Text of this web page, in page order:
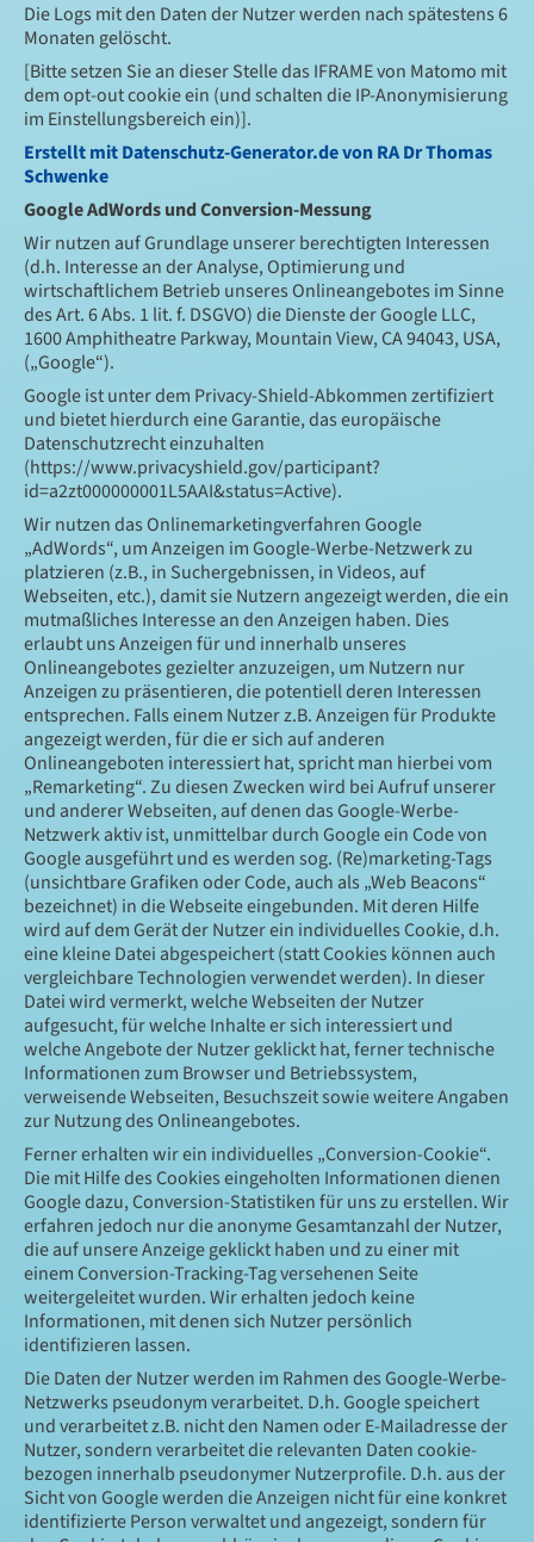
Die Logs mit den Daten der Nutzer werden nach spätestens 6
Monaten gelöscht.
[Bitte setzen Sie an dieser Stelle das IFRAME von Matomo mit
dem opt-out cookie ein (und schalten die IP-Anonymisierung
im Einstellungsbereich ein)].
Erstellt mit Datenschutz-Generator.de von RA Dr Thomas
Schwenke
Google AdWords und Conversion-Messung
Wir nutzen auf Grundlage unserer berechtigten Interessen
(d.h. Interesse an der Analyse, Optimierung und
wirtschaftlichem Betrieb unseres Onlineangebotes im Sinne
des Art. 6 Abs. 1 lit. f. DSGVO) die Dienste der Google LLC,
1600 Amphitheatre Parkway, Mountain View, CA 94043, USA,
(„Google“).
Google ist unter dem Privacy-Shield-Abkommen zertifiziert
und bietet hierdurch eine Garantie, das europäische
Datenschutzrecht einzuhalten
(https://www.privacyshield.gov/participant?
id=a2zt000000001L5AAI&status=Active).
Wir nutzen das Onlinemarketingverfahren Google
„AdWords“, um Anzeigen im Google-Werbe-Netzwerk zu
platzieren (z.B., in Suchergebnissen, in Videos, auf
Webseiten, etc.), damit sie Nutzern angezeigt werden, die ein
mutmaßliches Interesse an den Anzeigen haben. Dies
erlaubt uns Anzeigen für und innerhalb unseres
Onlineangebotes gezielter anzuzeigen, um Nutzern nur
Anzeigen zu präsentieren, die potentiell deren Interessen
entsprechen. Falls einem Nutzer z.B. Anzeigen für Produkte
angezeigt werden, für die er sich auf anderen
Onlineangeboten interessiert hat, spricht man hierbei vom
„Remarketing“. Zu diesen Zwecken wird bei Aufruf unserer
und anderer Webseiten, auf denen das Google-Werbe-
Netzwerk aktiv ist, unmittelbar durch Google ein Code von
Google ausgeführt und es werden sog. (Re)marketing-Tags
(unsichtbare Grafiken oder Code, auch als „Web Beacons“
bezeichnet) in die Webseite eingebunden. Mit deren Hilfe
wird auf dem Gerät der Nutzer ein individuelles Cookie, d.h.
eine kleine Datei abgespeichert (statt Cookies können auch
vergleichbare Technologien verwendet werden). In dieser
Datei wird vermerkt, welche Webseiten der Nutzer
aufgesucht, für welche Inhalte er sich interessiert und
welche Angebote der Nutzer geklickt hat, ferner technische
Informationen zum Browser und Betriebssystem,
verweisende Webseiten, Besuchszeit sowie weitere Angaben
zur Nutzung des Onlineangebotes.
Ferner erhalten wir ein individuelles „Conversion-Cookie“.
Die mit Hilfe des Cookies eingeholten Informationen dienen
Google dazu, Conversion-Statistiken für uns zu erstellen. Wir
erfahren jedoch nur die anonyme Gesamtanzahl der Nutzer,
die auf unsere Anzeige geklickt haben und zu einer mit
einem Conversion-Tracking-Tag versehenen Seite
weitergeleitet wurden. Wir erhalten jedoch keine
Informationen, mit denen sich Nutzer persönlich
identifizieren lassen.
Die Daten der Nutzer werden im Rahmen des Google-Werbe-
Netzwerks pseudonym verarbeitet. D.h. Google speichert
und verarbeitet z.B. nicht den Namen oder E-Mailadresse der
Nutzer, sondern verarbeitet die relevanten Daten cookie-
bezogen innerhalb pseudonymer Nutzerprofile. D.h. aus der
Sicht von Google werden die Anzeigen nicht für eine konkret
identifizierte Person verwaltet und angezeigt, sondern für